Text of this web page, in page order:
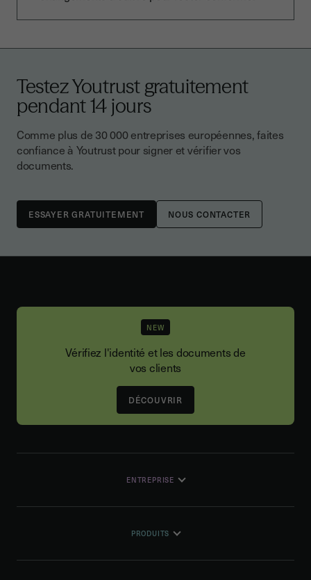
Testez Youtrust gratuitement
pendant 14 jours
Comme plus de 30 000 entreprises européennes, faites
confiance à Youtrust pour signer et vérifier vos
documents.
NOUS CONTACTER
NEW
Vérifiez l'identité et les documents de
vos clients
DÉCOUVRIR
ENTREPRISE
PRODUITS